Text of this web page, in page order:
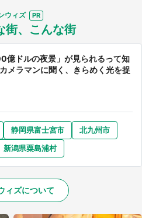
ウィズ
街、こんな街
億ドルの夜景」が見られるって知
メラマンに聞く、きらめく光を捉
静岡県富士宮市
北九州市
新潟県粟島浦村
ィズについて